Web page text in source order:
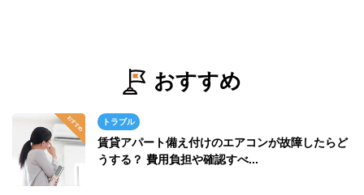
おすすめ
トラブル
賃貸アパート備え付けのエアコンが故障したらど
うする？ 費用負担や確認すべ...